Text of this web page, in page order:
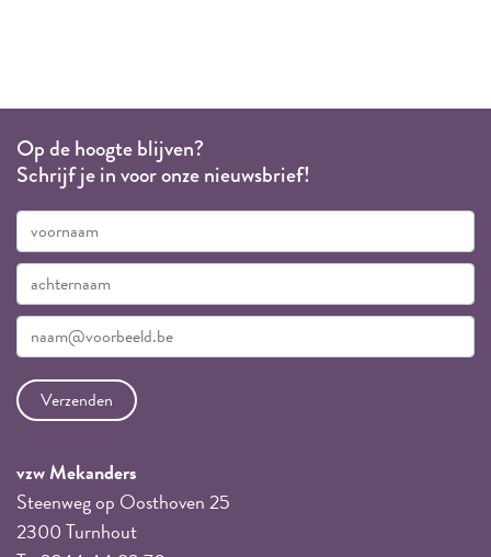
Op de hoogte blijven?
Schrijf je in voor onze nieuwsbrief!
vzw Mekanders
Steenweg op Oosthoven 25
2300 Turnhout